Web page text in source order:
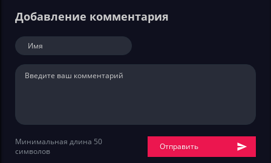
Добавление комментария
Минимальная длина 50
символов
Отправить